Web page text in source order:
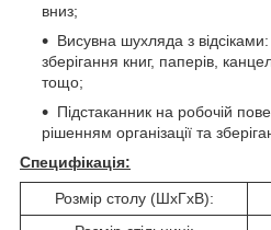
вниз;
Висувна шухляда з
зберігання книг, паперів,
тощо;
Підстаканник на робочій
рішенням організації та
Специфікація:
Розмір столу (ШхГхВ):